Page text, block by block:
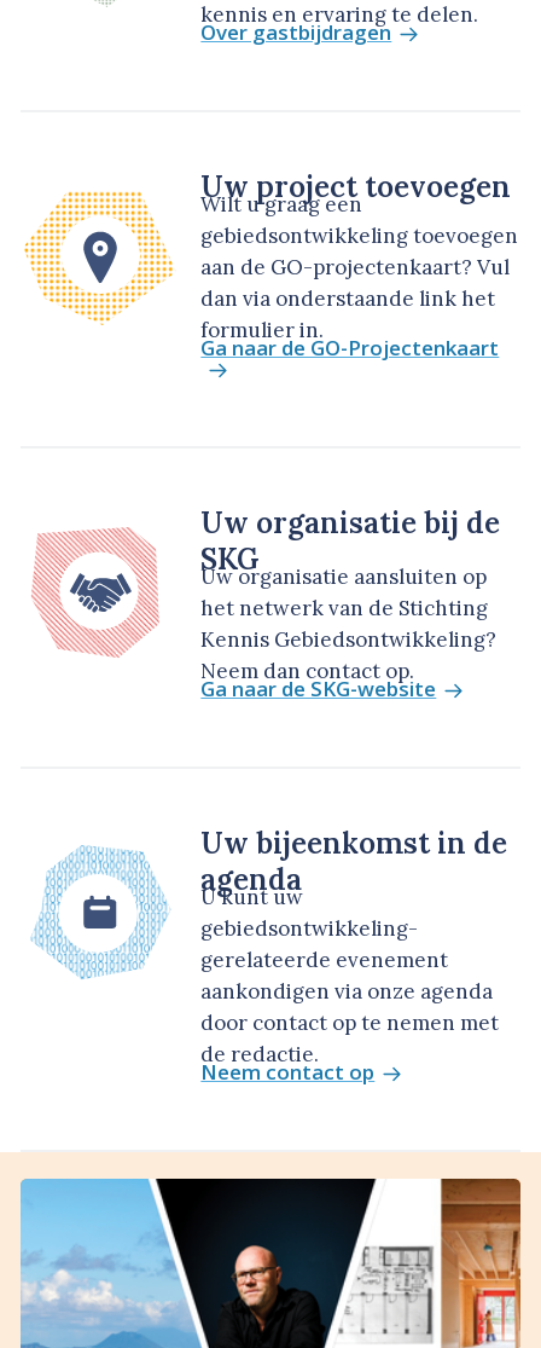
kennis en ervaring te delen.
Over gastbijdragen
Uw project toevoegen
Wilt u graag een
gebiedsontwikkeling toevoegen
aan de GO-projectenkaart? Vul
dan via onderstaande link het
formulier in.
Ga naar de GO-Projectenkaart
Uw organisatie bij de
SKG
Uw organisatie aansluiten op
het netwerk van de Stichting
Kennis Gebiedsontwikkeling?
Neem dan contact op.
Ga naar de SKG-website
Uw bijeenkomst in de
agenda
U kunt uw
gebiedsontwikkeling-
gerelateerde evenement
aankondigen via onze agenda
door contact op te nemen met
de redactie.
Neem contact op